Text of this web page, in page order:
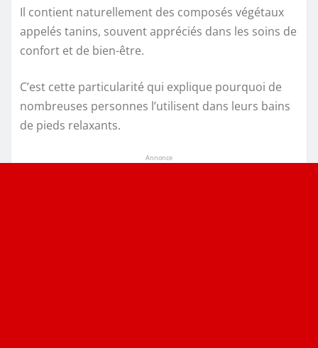
Il contient naturellement des composés végétaux
appelés tanins, souvent appréciés dans les soins de
confort et de bien-être.
C’est cette particularité qui explique pourquoi de
nombreuses personnes l’utilisent dans leurs bains
de pieds relaxants.
Annonce